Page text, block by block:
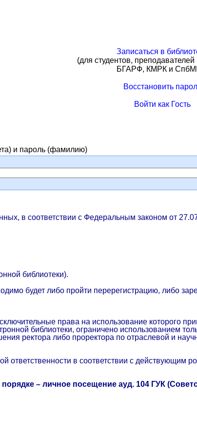
Записаться в
(для студентов, преподавателей
БГАРФ, КМРК и
Восстановить
Войти как Гость
и пароль (фамилию)
в соответствии с Федеральным законом от
библиотеки).
будет либо пройти перерегистрацию, либо
права на использование которого
библиотеки, ограничено использованием
ректора либо проректора по отраслевой и
ответственности в соответствии с действующим
– личное посещение ауд. 104 ГУК